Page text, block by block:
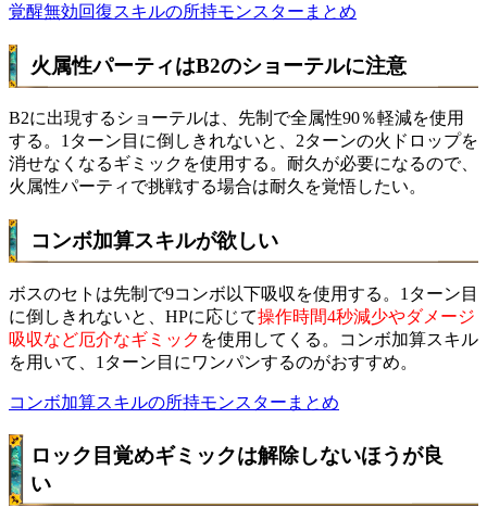
覚醒無効回復スキルの所持モンスターまとめ
火属性パーティはB2のショーテルに注意
B2に出現するショーテルは、先制で全属性90％軽減を使用
する。1ターン目に倒しきれないと、2ターンの火ドロップを
消せなくなるギミックを使用する。耐久が必要になるので、
火属性パーティで挑戦する場合は耐久を覚悟したい。
コンボ加算スキルが欲しい
ボスのセトは先制で9コンボ以下吸収を使用する。1ターン目
に倒しきれないと、HPに応じて操作時間4秒減少やダメージ
吸収など厄介なギミック を使用してくる。コンボ加算スキル
を用いて、1ターン目にワンパンするのがおすすめ。
コンボ加算スキルの所持モンスターまとめ
ロック目覚めギミックは解除しないほうが良
い